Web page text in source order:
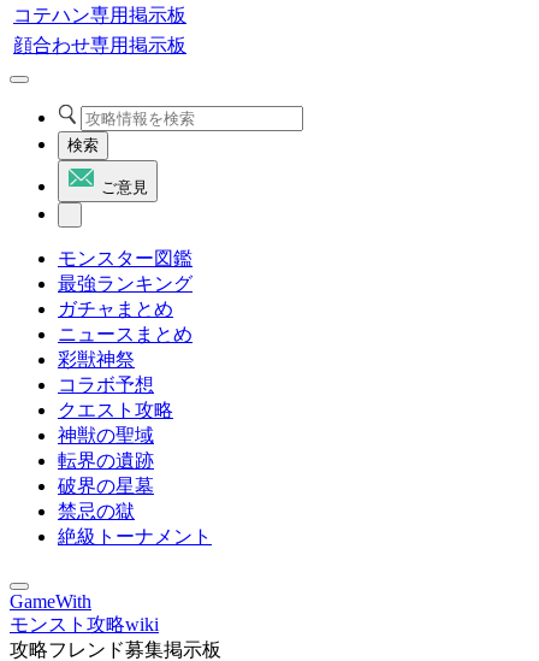
コテハン専用掲示板
顔合わせ専用掲示板
検索
ご意見
モンスター図鑑
最強ランキング
ガチャまとめ
ニュースまとめ
彩獣神祭
コラボ予想
クエスト攻略
神獣の聖域
転界の遺跡
破界の星墓
禁忌の獄
絶級トーナメント
GameWith
モンスト攻略wiki
攻略フレンド募集掲示板